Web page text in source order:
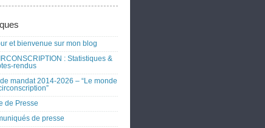
et bienvenue sur mon blog
: Statistiques &
rendus
mandat 2014-2026 – “Le monde
de Presse
de presse